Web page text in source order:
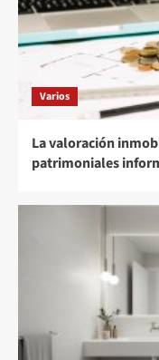
Varios
La valoración
patrimoniales